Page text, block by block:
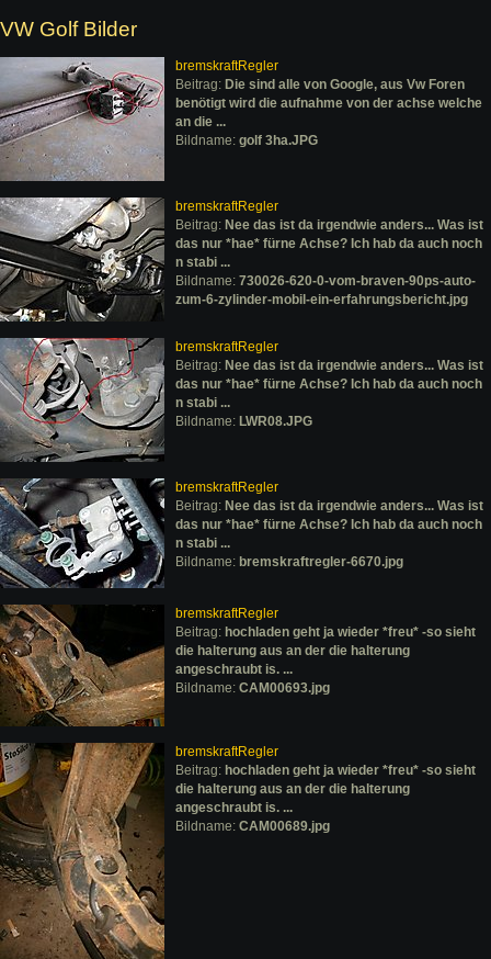
VW Golf Bilder
bremskraftRegler
Beitrag: Die sind alle von Google, aus Vw Foren
benötigt wird die aufnahme von der achse welche
an die ...
Bildname: golf 3ha.JPG
bremskraftRegler
Beitrag: Nee das ist da irgendwie anders... Was ist
das nur *hae* fürne Achse? Ich hab da auch noch
n stabi ...
Bildname: 730026-620-0-vom-braven-90ps-auto-
zum-6-zylinder-mobil-ein-erfahrungsbericht.jpg
bremskraftRegler
Beitrag: Nee das ist da irgendwie anders... Was ist
das nur *hae* fürne Achse? Ich hab da auch noch
n stabi ...
Bildname: LWR08.JPG
bremskraftRegler
Beitrag: Nee das ist da irgendwie anders... Was ist
das nur *hae* fürne Achse? Ich hab da auch noch
n stabi ...
Bildname: bremskraftregler-6670.jpg
bremskraftRegler
Beitrag: hochladen geht ja wieder *freu* -so sieht
die halterung aus an der die halterung
angeschraubt is. ...
Bildname: CAM00693.jpg
bremskraftRegler
Beitrag: hochladen geht ja wieder *freu* -so sieht
die halterung aus an der die halterung
angeschraubt is. ...
Bildname: CAM00689.jpg